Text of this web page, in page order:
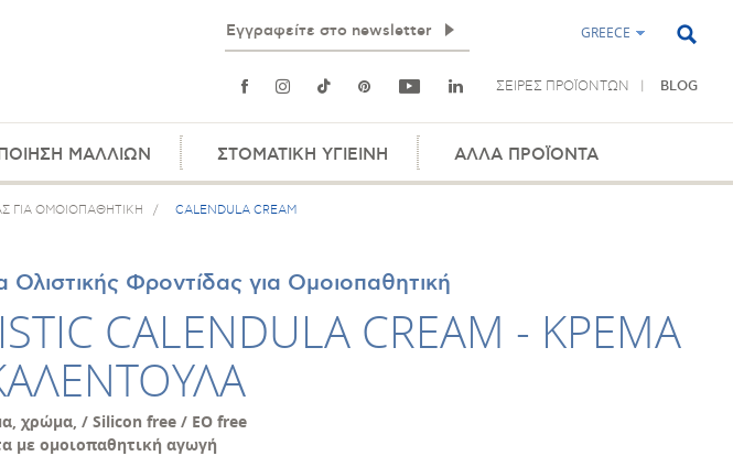
GREECE
ΣΕΙΡΕΣ ΠΡΟΪΟΝΤΩΝ BLOG
ΜΑΛΛΙΩΝ ΣΤΟΜΑΤΙΚΗ ΥΓΙΕΙΝΗ ΑΛΛΑ ΠΡΟΪΟΝΤΑ
ΓΙΑ ΟΜΟΙΟΠΑΘΗΤΙΚΗ / CALENDULA CREAM
Ολιστικής Φροντίδας για Ομοιοπαθητική
CALENDULA CREAM - ΚΡΕΜΑ
χρώμα, / Silicon free / EO free
με ομοιοπαθητική αγωγή